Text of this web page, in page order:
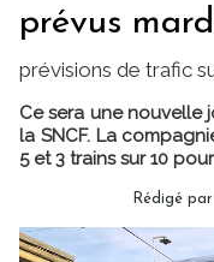
prévus
prévisions de trafic
Ce sera une nouvelle
la SNCF. La
5 et 3 trains sur 10
Rédigé par